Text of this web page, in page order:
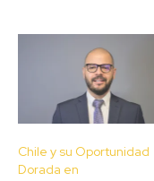
Chile y su Oportunidad
Dorada en